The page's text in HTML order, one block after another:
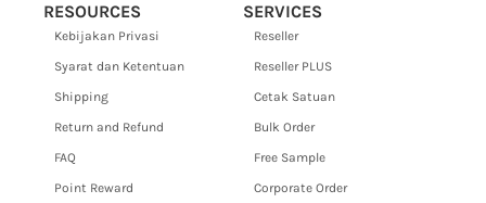
RESOURCES SERVICES
Kebijakan Privasi
Syarat dan Ketentuan
Shipping
Return and Refund
FAQ
Point Reward
Reseller
Reseller PLUS
Cetak Satuan
Bulk Order
Free Sample
Corporate Order